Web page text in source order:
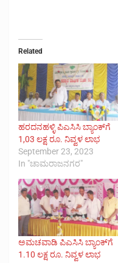
Related
ಹರದನಹಳ್ಳಿ ಪಿಎಸಿಸಿ ಬ್ಯಾಂಕ್‍ಗೆ
1,03 ಲಕ್ಷ ರೂ. ನಿವ್ವಳ ಲಾಭ
September 23, 2023
In "ಚಾಮರಾಜನಗರ"
ಅಮಚವಾಡಿ ಪಿಎಸಿಸಿ ಬ್ಯಾಂಕ್‍ಗೆ
1.10 ಲಕ್ಷ ರೂ. ನಿವ್ವಳ ಲಾಭ